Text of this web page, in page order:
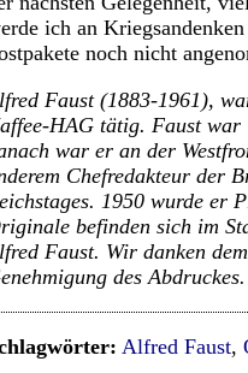
ich an
noch nicht
Faust (1883-1961),
HAG tätig. Faust war
war er an der
Chefredakteur der
1950 wurde er
befinden sich im
Faust. Wir danken
des Abdruckes.
Alfred Faust,